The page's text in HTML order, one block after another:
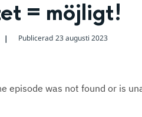
= möjligt!
❘ Publicerad 23 augusti 2023